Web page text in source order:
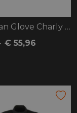
Furygan Glove Charly D3O
€ 55,96